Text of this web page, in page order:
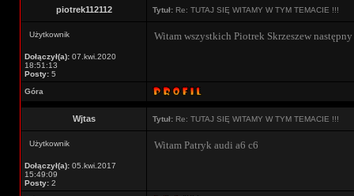
piotrek112112 Tytuł: Re: TUTAJ SIĘ WITAMY W TYM TEMACIE !!!
Użytkownik
Dołączył(a): 07.kwi.2020
18:51:13
Posty: 5
Witam wszystkich Piotrek Skrzeszew
Góra
Wjtas Tytuł: Re: TUTAJ SIĘ WITAMY W TYM TEMACIE !!!
Użytkownik
Dołączył(a): 05.kwi.2017
15:49:09
Posty: 2
Witam Patryk audi a6 c6